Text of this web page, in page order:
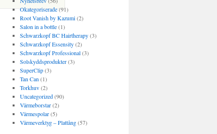
Okategoriserade(91)
Root Vanish by Kazumi(2)
Salon in a bottle(1)
Schwarzkopf BC Hairtherapy(3)
Schwarzkopf Essensity(2)
Schwarzkopf Professional(3)
Solskyddsprodukter(3)
SuperClip(3)
Tan Can (1)
Torkhuv(2)
Uncategorized(90)
Värmeborstar(2)
Värmespolar(5)
Värmeverktyg – Plattång(57)